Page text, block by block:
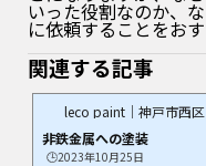
いった役割なのか、
に依頼することをおす
関連する記事
leco paint｜神戸市西区
非鉄金属への塗装
🕒️2023年10月25日